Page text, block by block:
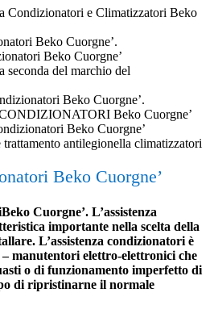
Condizionatori e Climatizzatori Beko
Beko Cuorgne’.
Beko Cuorgne’
seconda del marchio del
Beko Cuorgne’.
Beko Cuorgne’
Beko Cuorgne’
antilegionella climatizzatori
Beko Cuorgne’
Cuorgne’. L’assistenza
importante nella scelta della
L’assistenza condizionatori è
manutentori elettro-elettronici che
o di funzionamento imperfetto di
di ripristinarne il normale